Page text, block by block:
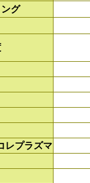
グ
レプラズマ